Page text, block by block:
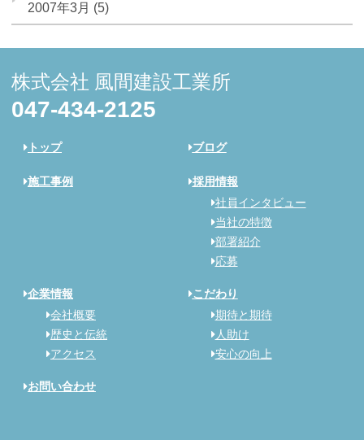
2007年3月 (5)
株式会社 風間建設工業所
047-434-2125
トップ ブログ
施工事例
採用情報
社員インタビュー
当社の特徴
部署紹介
応募
企業情報
会社概要
歴史と伝統
アクセス
こだわり
期待と期待
人助け
安心の向上
お問い合わせ